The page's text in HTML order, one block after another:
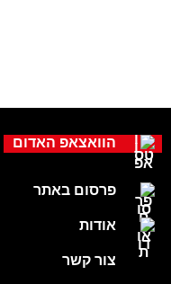
הוואצאפ האדום
פרסום באתר
אודות
צור קשר